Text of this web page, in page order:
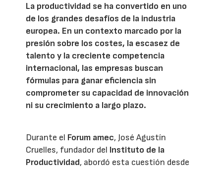
La productividad se ha convertido en uno
de los grandes desafíos de la industria
europea. En un contexto marcado por la
presión sobre los costes, la escasez de
talento y la creciente competencia
internacional, las empresas buscan
fórmulas para ganar eficiencia sin
comprometer su capacidad de innovación
ni su crecimiento a largo plazo.
Durante el Forum amec, José Agustín
Cruelles, fundador del Instituto de la
Productividad, abordó esta cuestión desde